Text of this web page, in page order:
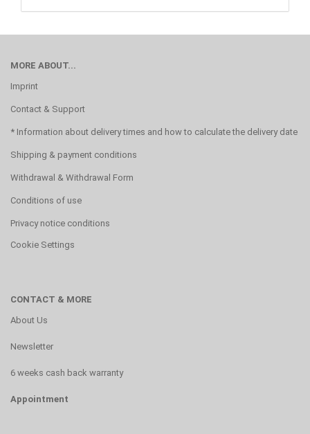
MORE ABOUT...
Imprint
Contact & Support
* Information about delivery times and how to calculate the delivery date
Shipping & payment conditions
Withdrawal & Withdrawal Form
Conditions of use
Privacy notice conditions
Cookie Settings
CONTACT & MORE
About Us
Newsletter
6 weeks cash back warranty
Appointment